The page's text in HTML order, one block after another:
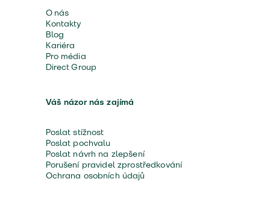
O nás
Kontakty
Blog
Kariéra
Pro média
Direct Group
Váš názor nás zajímá
Poslat stížnost
Poslat pochvalu
Poslat návrh na zlepšení
Porušení pravidel zprostředkování
Ochrana osobních údajů